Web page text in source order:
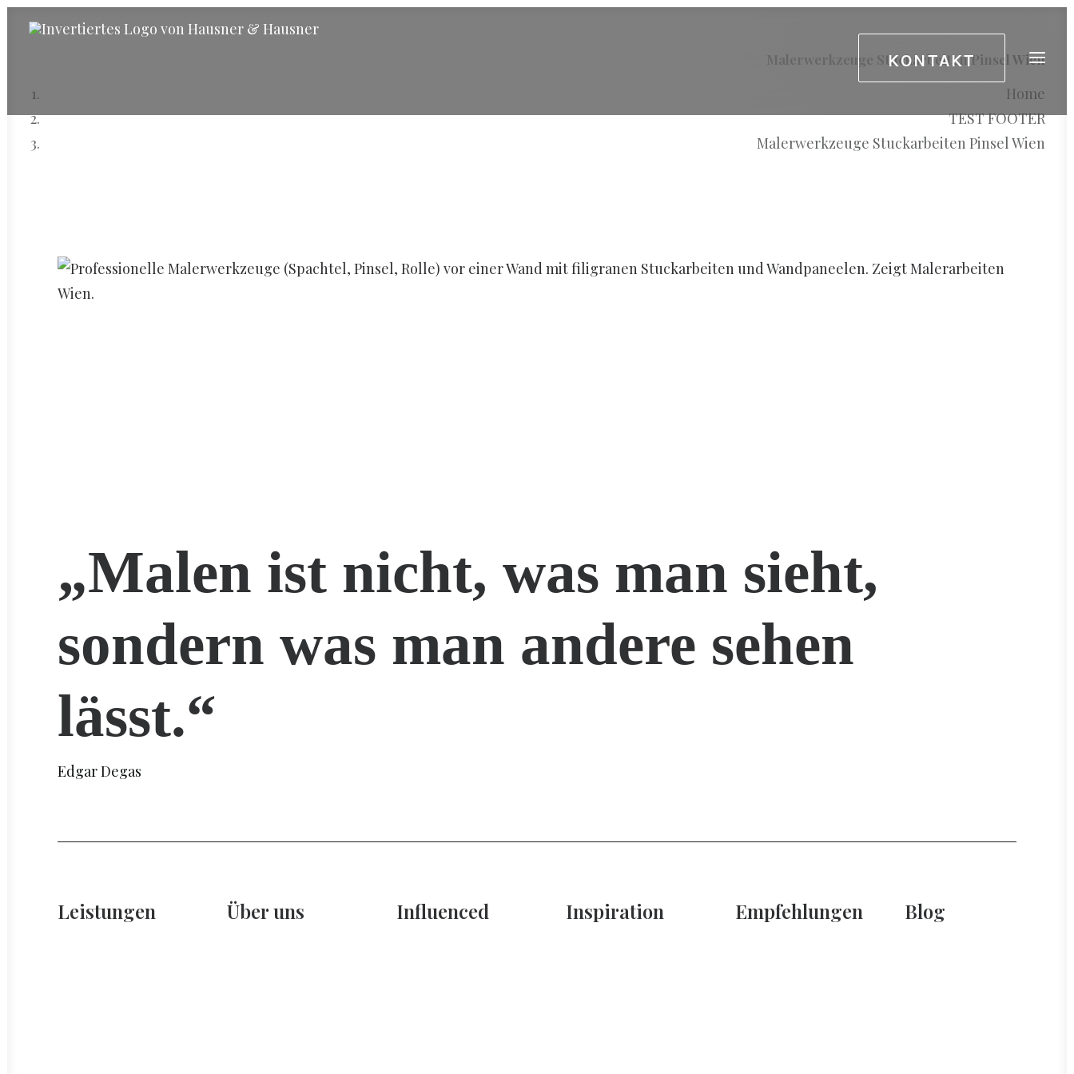
KONTAKT
Malerwerkzeuge Stuckarbeiten Pinsel Wien
Home
TEST FOOTER
Malerwerkzeuge Stuckarbeiten Pinsel Wien
„Malen ist nicht, was man sieht,
sondern was man andere sehen
lässt.“
Edgar Degas
Leistungen Über uns Influenced Inspiration Empfehlungen Blog